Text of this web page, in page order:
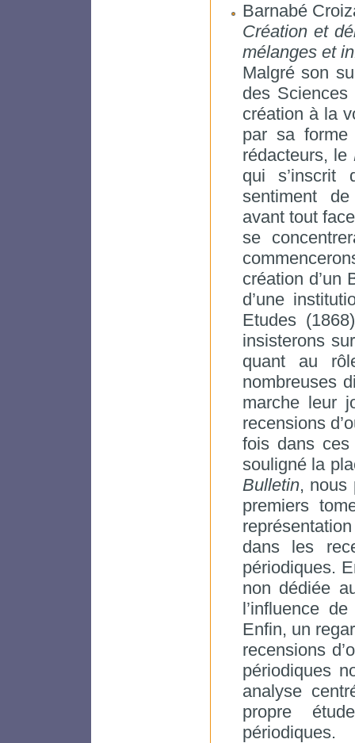
Barnabé
Création et
mélanges et
Malgré son
des
création à la
par sa forme
rédacteurs, le
qui s’inscrit
sentiment
avant tout
se
création d’un
d’une
Etudes
insisterons
quant au
nombreuses
marche leur
recensions
fois dans
souligné la
Bulletin, nous
premiers
dans les
périodiques.
non dédiée
l’influence
Enfin, un
recensions
périodiques
analyse
propre
périodiques.